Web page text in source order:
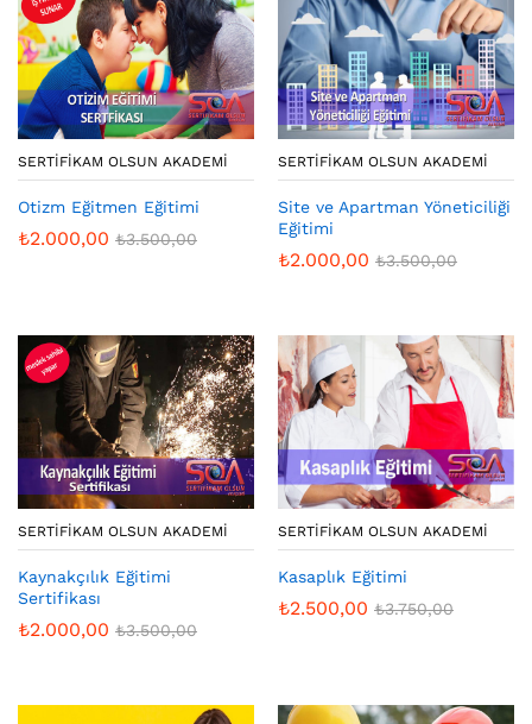
SERTIFIKAM OLSUN AKADEMI
Otizm Eğitmen Eğitimi
₺2.000,00 ₺3.500,00
SERTIFIKAM OLSUN AKADEMI
Site ve Apartman Yöneticiliği
Eğitimi
₺2.000,00 ₺3.500,00
SERTIFIKAM OLSUN AKADEMI
Kaynakçılık Eğitimi
Sertifikası
₺2.000,00 ₺3.500,00
SERTIFIKAM OLSUN AKADEMI
Kasaplık Eğitimi
₺2.500,00 ₺3.750,00